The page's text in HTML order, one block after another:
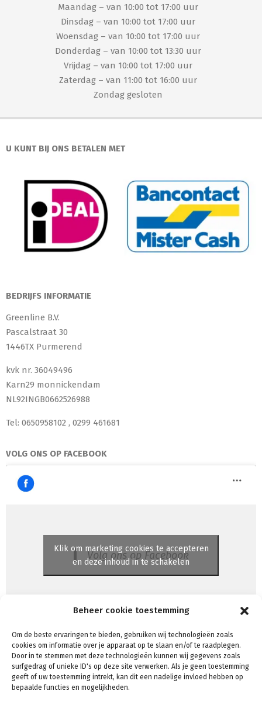
Beheer cookie toestemming
Om de beste ervaringen te bieden, gebruiken wij technologieën zoals
cookies om informatie over je apparaat op te slaan en/of te raadplegen.
Door in te stemmen met deze technologieën kunnen wij gegevens zoals
surfgedrag of unieke ID's op deze site verwerken. Als je geen toestemming
geeft of uw toestemming intrekt, kan dit een nadelige invloed hebben op
bepaalde functies en mogelijkheden.
Maandag – van 10:00 tot 17:00 uur
Dinsdag – van 10:00 tot 17:00 uur
Woensdag – van 10:00 tot 17:00 uur
Donderdag – van 10:00 tot 13:30 uur
Vrijdag – van 10:00 tot 17:00 uur
Zaterdag – van 11:00 tot 16:00 uur
Zondag gesloten
U KUNT BIJ ONS BETALEN MET
BEDRIJFS INFORMATIE
Greenline B.V.
Pascalstraat 30
1446TX Purmerend
kvk nr. 36049496
Karn29 monnickendam
NL92INGB0662526988
Tel: 0650958102 , 0299 461681
VOLG ONS OP FACEBOOK
Volg ons op Facebook
Klik om marketing cookies te accepteren
en deze inhoud in te schakelen
Algemene voorwaarden
Voorwaarden & condities